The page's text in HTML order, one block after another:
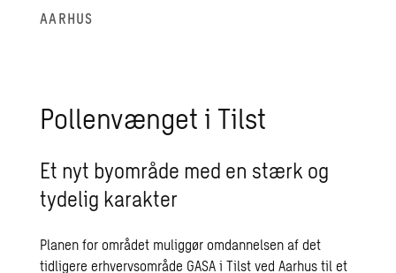
AARHUS
Pollenvænget i Tilst
Et nyt byområde med en stærk og
tydelig karakter
Planen for området muliggør omdannelsen af det
tidligere erhvervsområde GASA i Tilst ved Aarhus til et